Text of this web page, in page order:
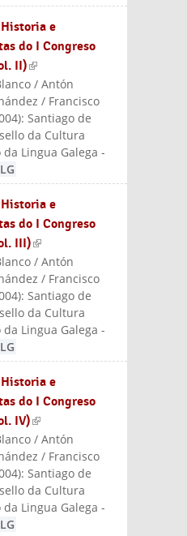
e
do I Congreso
II)(link is external)
/ Antón
/ Francisco
):Santiago de
da Cultura
Lingua Galega -
e
do I Congreso
III)(link is external)
/ Antón
/ Francisco
):Santiago de
da Cultura
Lingua Galega -
e
do I Congreso
IV)(link is external)
/ Antón
/ Francisco
):Santiago de
da Cultura
Lingua Galega -